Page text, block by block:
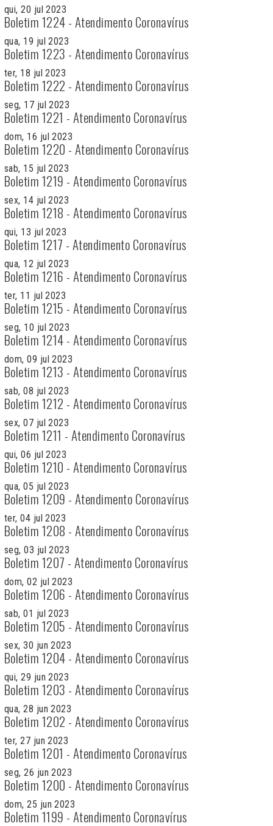
qui, 20 jul 2023
Boletim 1224 - Atendimento Coronavírus
qua, 19 jul 2023
Boletim 1223 - Atendimento Coronavírus
ter, 18 jul 2023
Boletim 1222 - Atendimento Coronavírus
seg, 17 jul 2023
Boletim 1221 - Atendimento Coronavírus
dom, 16 jul 2023
Boletim 1220 - Atendimento Coronavírus
sab, 15 jul 2023
Boletim 1219 - Atendimento Coronavírus
sex, 14 jul 2023
Boletim 1218 - Atendimento Coronavírus
qui, 13 jul 2023
Boletim 1217 - Atendimento Coronavírus
qua, 12 jul 2023
Boletim 1216 - Atendimento Coronavírus
ter, 11 jul 2023
Boletim 1215 - Atendimento Coronavírus
seg, 10 jul 2023
Boletim 1214 - Atendimento Coronavírus
dom, 09 jul 2023
Boletim 1213 - Atendimento Coronavírus
sab, 08 jul 2023
Boletim 1212 - Atendimento Coronavírus
sex, 07 jul 2023
Boletim 1211 - Atendimento Coronavírus
qui, 06 jul 2023
Boletim 1210 - Atendimento Coronavírus
qua, 05 jul 2023
Boletim 1209 - Atendimento Coronavírus
ter, 04 jul 2023
Boletim 1208 - Atendimento Coronavírus
seg, 03 jul 2023
Boletim 1207 - Atendimento Coronavírus
dom, 02 jul 2023
Boletim 1206 - Atendimento Coronavírus
sab, 01 jul 2023
Boletim 1205 - Atendimento Coronavírus
sex, 30 jun 2023
Boletim 1204 - Atendimento Coronavírus
qui, 29 jun 2023
Boletim 1203 - Atendimento Coronavírus
qua, 28 jun 2023
Boletim 1202 - Atendimento Coronavírus
ter, 27 jun 2023
Boletim 1201 - Atendimento Coronavírus
seg, 26 jun 2023
Boletim 1200 - Atendimento Coronavírus
dom, 25 jun 2023
Boletim 1199 - Atendimento Coronavírus